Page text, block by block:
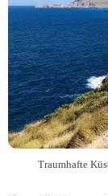
Traumhafte